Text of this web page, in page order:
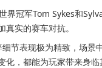
界冠军Tom Sykes和
实的赛车对抗。
节表现极为精致，场景
，都能为玩家带来身临